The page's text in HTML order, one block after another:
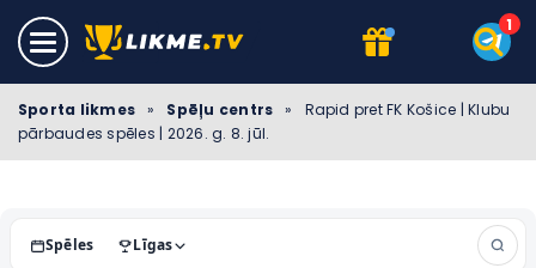
Sporta likmes » Spēļu centrs »
Rapid pret FK Košice | Klubu
pārbaudes spēles | 2026. g. 8. jūl.
Spēles Līgas